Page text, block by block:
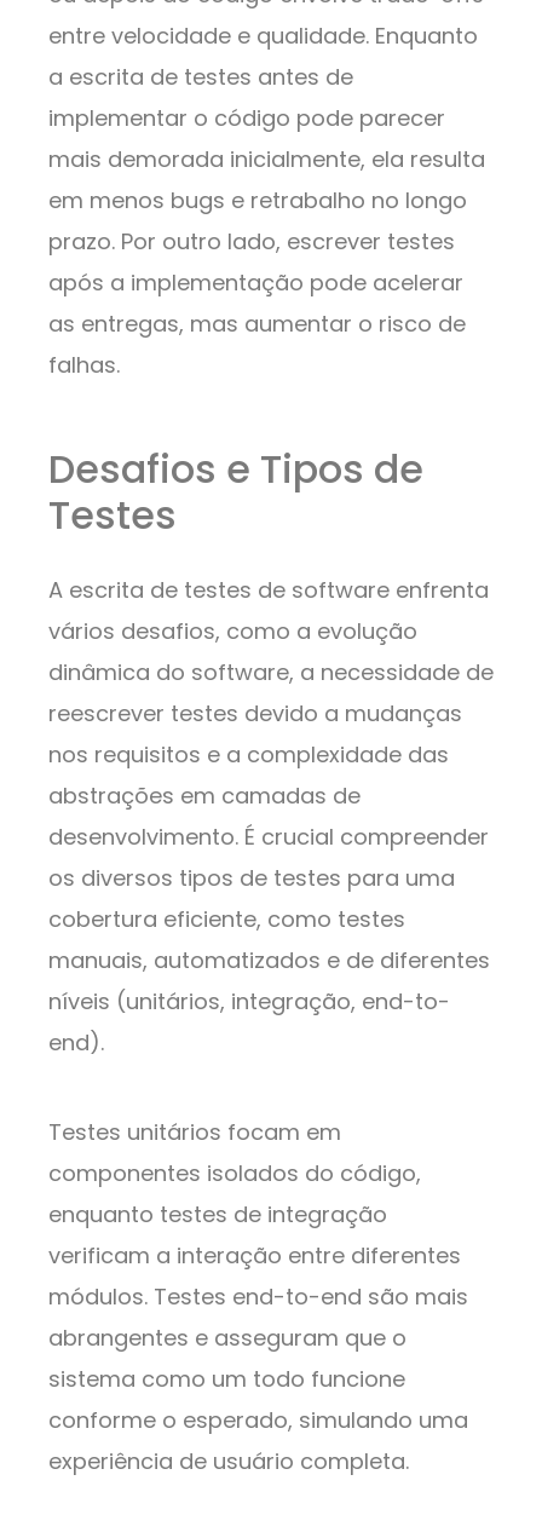
entre velocidade e qualidade. Enquanto
a escrita de testes antes de
implementar o código pode parecer
mais demorada inicialmente, ela resulta
em menos bugs e retrabalho no longo
prazo. Por outro lado, escrever testes
após a implementação pode acelerar
as entregas, mas aumentar o risco de
falhas.
Desafios e Tipos de
Testes
A escrita de testes de software enfrenta
vários desafios, como a evolução
dinâmica do software, a necessidade de
reescrever testes devido a mudanças
nos requisitos e a complexidade das
abstrações em camadas de
desenvolvimento. É crucial compreender
os diversos tipos de testes para uma
cobertura eficiente, como testes
manuais, automatizados e de diferentes
níveis (unitários, integração, end-to-
end).
Testes unitários focam em
componentes isolados do código,
enquanto testes de integração
verificam a interação entre diferentes
módulos. Testes end-to-end são mais
abrangentes e asseguram que o
sistema como um todo funcione
conforme o esperado, simulando uma
experiência de usuário completa.